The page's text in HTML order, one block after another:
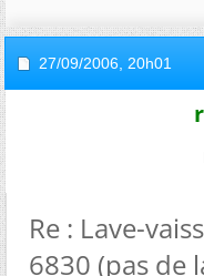
27/09/2006, 20h01
Re : Lave-
6830 (pas de